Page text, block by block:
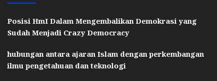
Posisi HmI Dalam Mengembalikan Demokrasi yang
Sudah Menjadi Crazy Democracy
hubungan antara ajaran Islam dengan perkembangan
ilmu pengetahuan dan teknologi